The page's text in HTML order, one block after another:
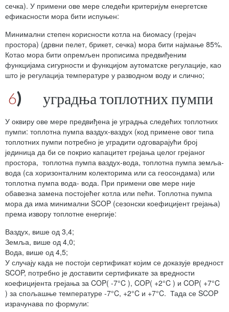
сечка). У примени ове мере следећи критеријум енергетске
ефикасности мора бити испуњен:
Минимални степен корисности котла на биомасу (грејач
простора) (дрвни пелет, брикет, сечка) мора бити најмање 85%.
Котао мора бити опремљен прописима предвиђеним
функцијама сигурности и функцијом аутоматске регулације, као
што је регулација температуре у разводном воду и слично;
6) уградња топлотних пумпи
У оквиру ове мере предвиђена је уградња следећих топлотних
пумпи: топлотна пумпа ваздух-ваздух (код примене овог типа
топлотних пумпи потребно је уградити одговарајући број
јединица да би се покрио капацитет грејања целог грејаног
простора, топлотна пумпа ваздух-вода, топлотна пумпа земља-
вода (са хоризонталним колекторима или са геосондама) или
топлотна пумпа вода- вода. При примени ове мере није
обавезна замена постојећег котла или пећи. Топлотна пумпа
мора да има минимални SCOP (сезонски коефицијент грејања)
према извору топлотне енергије:
Ваздух, више од 3,4;
Земља, више од 4,0;
Вода, више од 4,5;
У случају када не постоји сертификат којим се доказује вредност
SCOP, потребно је доставити сертификате за вредности
коефицијента грејања за COP( -7°C ), COP( +2°C ) и COP( +7°C
) за спољашње температуре -7°C, +2°C и +7°C. Тада се SCOP
израчунава по формули: